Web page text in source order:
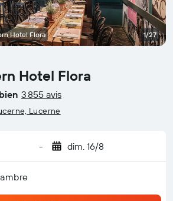
Hotel Flora
3 855 avis
Lucerne
- dim. 16/8
Hotel Flora 1/27